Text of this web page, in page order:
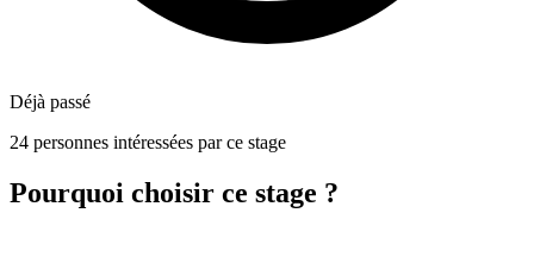
Déjà passé
24 personnes intéressées par ce stage
Pourquoi choisir ce stage ?